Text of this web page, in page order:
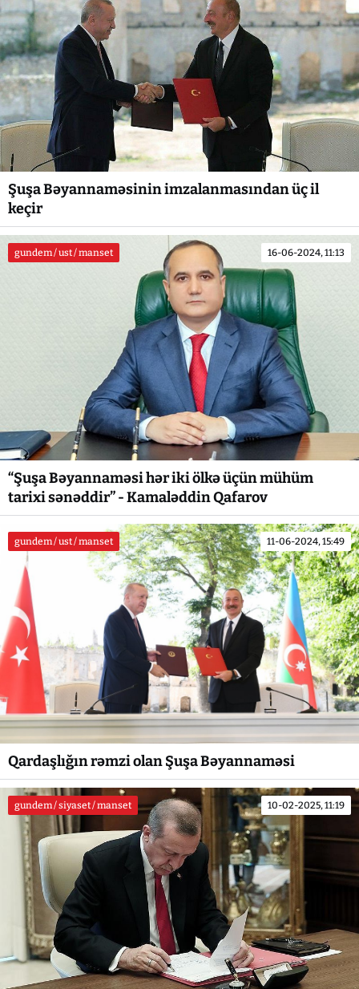
Şuşa Bəyannaməsinin imzalanmasından üç il
keçir
gundem / ust / manset 16-06-2024, 11:13
“Şuşa Bəyannaməsi hər iki ölkə üçün mühüm
tarixi sənəddir” - Kamaləddin Qafarov
gundem / ust / manset 11-06-2024, 15:49
Qardaşlığın rəmzi olan Şuşa Bəyannaməsi
gundem / siyaset / manset 10-02-2025, 11:19